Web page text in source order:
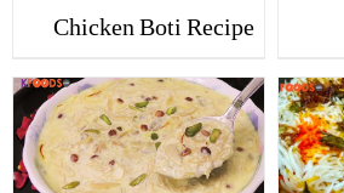
Chicken Boti Recipe